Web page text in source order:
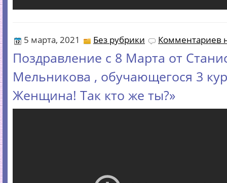
5 марта, 2021 Без рубрики Комментариев
Поздравление с 8 Марта от
Мельникова , обучающегося 3
Женщина! Так кто же ты?»